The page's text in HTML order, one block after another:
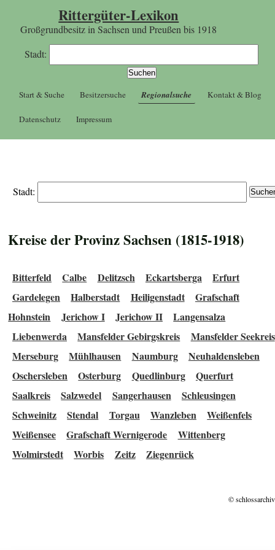
Rittergüter-Lexikon
Großgrundbesitz in Sachsen und Preußen bis 1918
Stadt:
Start & Suche Besitzersuche Regionalsuche Kontakt & Blog
Datenschutz Impressum
Stadt:
Kreise der Provinz Sachsen (1815-1918)
Bitterfeld Calbe Delitzsch Eckartsberga
Erfurt
Gardelegen
Halberstadt Heiligenstadt
Grafschaft
Hohnstein
Jerichow I Jerichow II
Langensalza
Liebenwerda
Mansfelder Gebirgskreis
Mansfelder Seekreis
Merseburg
Mühlhausen Naumburg
Neuhaldensleben
Oschersleben
Osterburg Quedlinburg
Querfurt
Saalkreis
Salzwedel Sangerhausen
Schleusingen
Schweinitz
Stendal Torgau Wanzleben
Weißenfels
Weißensee
Grafschaft Wernigerode
Wittenberg
Wolmirstedt
Worbis Zeitz Ziegenrück
©